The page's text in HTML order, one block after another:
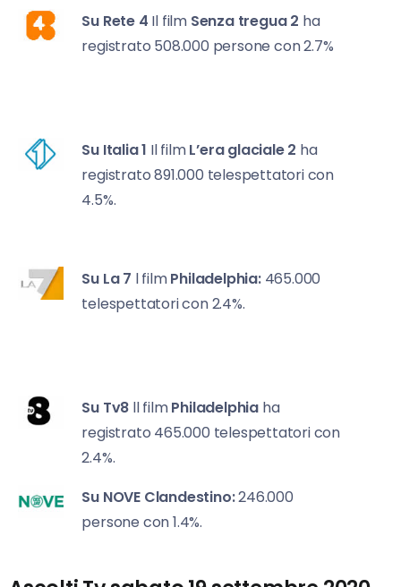
Su Rete 4 Il filmSenza tregua 2 ha
registrato 508.000 persone con 2.7%
Su Italia 1 Il filmL’era glaciale 2 ha
registrato 891.000 telespettatori con
4.5%.
Su La 7 l filmPhiladelphia:465.000
telespettatori con 2.4%.
Su Tv8 ll filmPhiladelphia ha
registrato 465.000 telespettatori con
2.4%.
Su NOVE Clandestino:246.000
persone con 1.4%.